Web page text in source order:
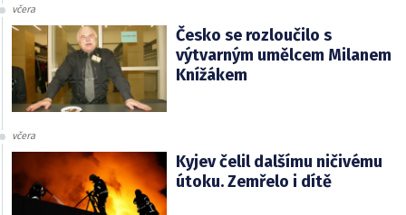
včera
Česko se rozloučilo s
výtvarným umělcem Milanem
Knížákem
včera
Kyjev čelil dalšímu ničivému
útoku. Zemřelo i dítě